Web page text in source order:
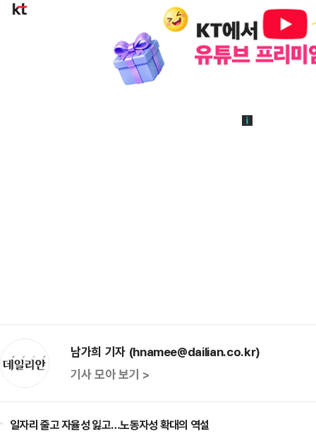
남가희 기자 (hnamee@dailian.co.kr)
기사 모아 보기 >
일자리 줄고 자율성 잃고…노동자성 확대의 역설